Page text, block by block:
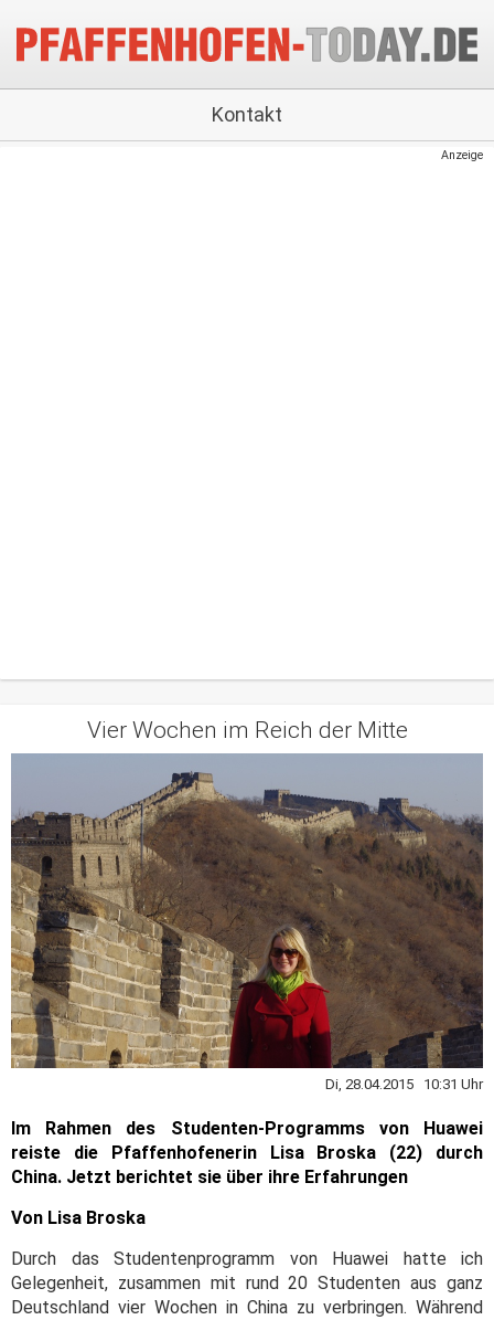
Kontakt
Anzeige
Vier Wochen im Reich der Mitte
Di, 28.04.2015 10:31 Uhr
Im Rahmen des Studenten-Programms von Huawei
reiste die Pfaffenhofenerin Lisa Broska (22) durch
China. Jetzt berichtet sie über ihre Erfahrungen
Von Lisa Broska
Durch das Studentenprogramm von Huawei hatte ich
Gelegenheit, zusammen mit rund 20 Studenten aus ganz
Deutschland vier Wochen in China zu verbringen. Während